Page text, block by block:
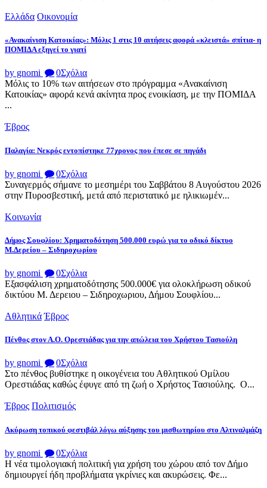
Ελλάδα Οικονομία
«Ανακαίνιση Κατοικίας»: Μόλις 1 στις 10 αιτήσεις αφορά «κλειστά» σπίτια- η
ΠΟΜΙΔΑ εξηγεί το γιατί
by gnomi 0Σχόλια
Μόλις το 10% των αιτήσεων στο πρόγραμμα «Ανακαίνιση
Κατοικίας» αφορά κενά ακίνητα προς ενοικίαση, με την ΠΟΜΙΔΑ
...
Έβρος
Παλαγία: Νεκρός εντοπίστηκε 77χρονος που έπεσε σε πηγάδι
by gnomi 0Σχόλια
Συναγερμός σήμανε το μεσημέρι του Σαββάτου 8 Αυγούστου 2026
στην Πυροσβεστική, μετά από περιστατικό με ηλικιωμέν...
Κοινωνία
Δήμος Σουφλίου: Χρηματοδότηση 500.000 ευρώ για το οδικό δίκτυο
Μ.Δερείου – Σιδηροχωρίου
by gnomi 0Σχόλια
Εξασφάλιση χρηματοδότησης 500.000€ για ολοκλήρωση οδικού
δικτύου Μ. Δερειου – Σιδηροχωριου, Δήμου Σουφλίου...
Αθλητικά Έβρος
Πένθος στον Α.Ο. Ορεστιάδας για την απώλεια του Χρήστου Τασιούλη
by gnomi 0Σχόλια
Στο πένθος βυθίστηκε η οικογένεια του Αθλητικού Ομίλου
Ορεστιάδας καθώς έφυγε από τη ζωή ο Χρήστος Τασιούλης. Ο...
Έβρος Πολιτισμός
Ακύρωση τοπικού φεστιβάλ λόγω αύξησης του μισθωτηρίου στο Αλτιναλμάζη
by gnomi 0Σχόλια
Η νέα τιμολογιακή πολιτική για χρήση του χώρου από τον Δήμο
δημιουργεί ήδη προβλήματα γκρίνιες και ακυρώσεις. Φε...